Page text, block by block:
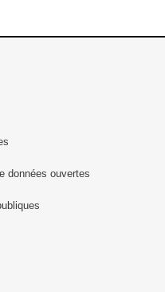
données ouvertes